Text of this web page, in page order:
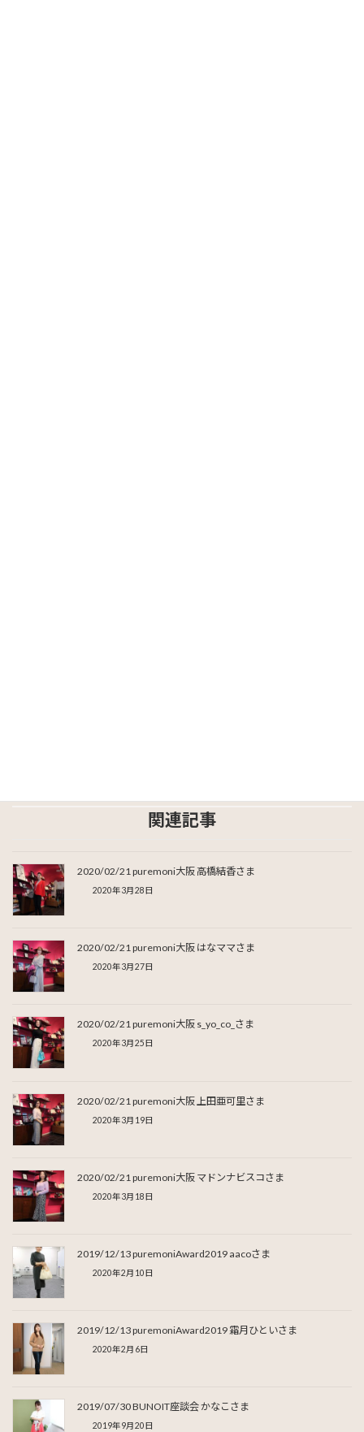
関連記事
2020/02/21 puremoni大阪 高橋結香さま
2020年3月28日
2020/02/21 puremoni大阪 はなママさま
2020年3月27日
2020/02/21 puremoni大阪 s_yo_co_さま
2020年3月25日
2020/02/21 puremoni大阪 上田亜可里さま
2020年3月19日
2020/02/21 puremoni大阪 マドンナビスコさま
2020年3月18日
2019/12/13 puremoniAward2019 aacoさま
2020年2月10日
2019/12/13 puremoniAward2019 霜月ひといさま
2020年2月6日
2019/07/30 BUNOIT座談会 かなこさま
2019年9月20日